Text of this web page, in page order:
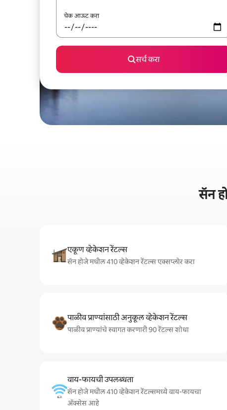
चेक आऊट करा
सर्च करा
सॅन
एकूण व्हेकेशन रेंटल्स
सॅन होजे मधील 410 व्हेकेशन रेंटल्स एक्सप्लोर करा
पाळीव प्राण्यांसाठी अनुकूल व्हेकेशन रेंटल्स
पाळीव प्राण्यांचे स्वागत करणारी 90 रेंटल्स शोधा
वाय-फायची उपलब्धता
सॅन होजे मधील 410 व्हेकेशन रेंटल्समध्ये वाय-फायचा
अ‍ॅक्सेस आहे